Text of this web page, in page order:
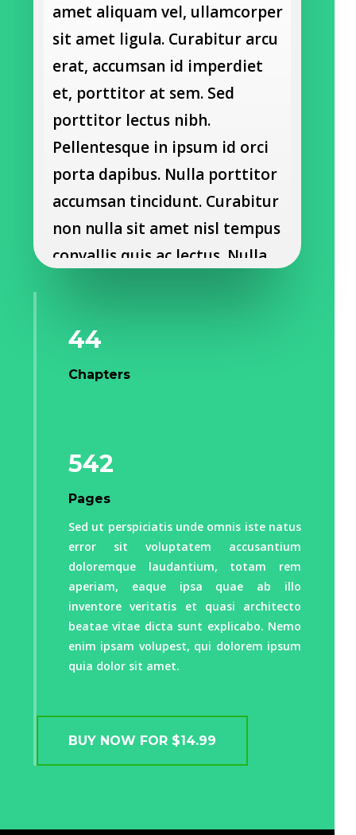
amet aliquam vel, ullamcorper
sit amet ligula. Curabitur arcu
erat, accumsan id imperdiet
et, porttitor at sem. Sed
porttitor lectus nibh.
Pellentesque in ipsum id orci
porta dapibus. Nulla porttitor
accumsan tincidunt. Curabitur
non nulla sit amet nisl tempus
convallis quis ac lectus. Nulla
nisl tempus convallis quis ac
congue leo eget malesuada.
tortor eget felis porttitor
volutpat. Proin eget tortor
risus. Mauris blandit aliquet
elit, eget tincidunt nibh
pulvinar a. Nulla quis lorem ut
libero malesuada feugiat.
eget tincidunt nibh pulvinar a.
44
Chapters
542
Pages
Sed ut perspiciatis unde omnis iste natus
error sit voluptatem accusantium
doloremque laudantium, totam rem
aperiam, eaque ipsa quae ab illo
inventore veritatis et quasi architecto
beatae vitae dicta sunt explicabo. Nemo
enim ipsam volupest, qui dolorem ipsum
quia dolor sit amet.
BUY NOW FOR $14.99